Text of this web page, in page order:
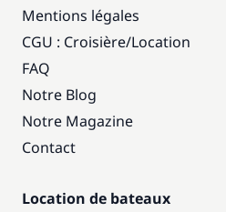
Mentions légales
CGU : Croisière/Location
FAQ
Notre Blog
Notre Magazine
Contact
Location de bateaux